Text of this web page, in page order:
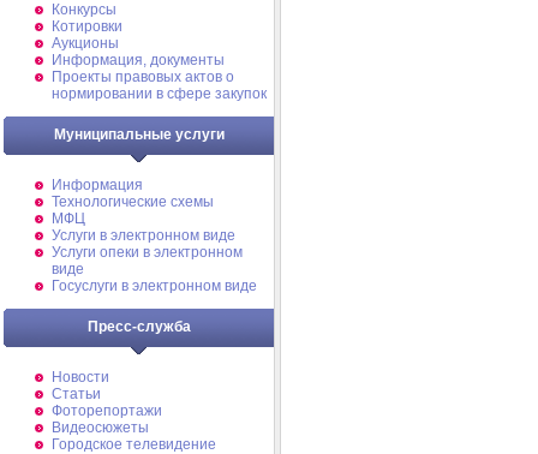
Конкурсы
Котировки
Аукционы
Информация, документы
Проекты правовых актов о
нормировании в сфере закупок
Муниципальные услуги
Информация
Технологические схемы
МФЦ
Услуги в электронном виде
Услуги опеки в электронном
виде
Госуслуги в электронном виде
Пресс-служба
Новости
Статьи
Фоторепортажи
Видеосюжеты
Городское телевидение